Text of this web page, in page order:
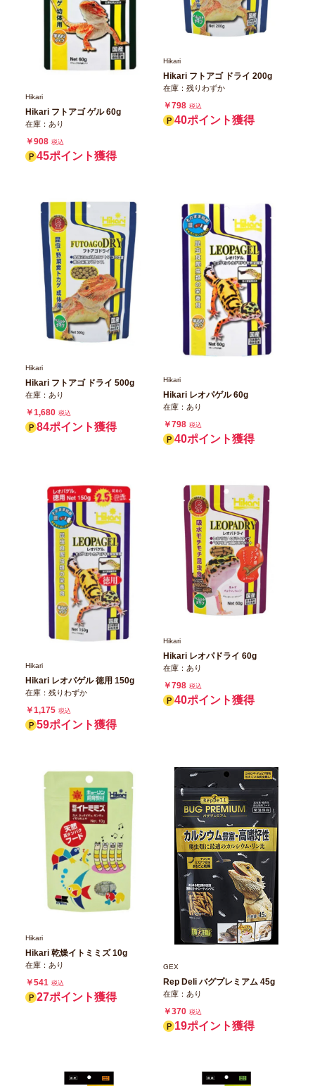
Hikari
Hikari フトアゴ ゲル 60g
在庫：あり
￥908 税込
45ポイント獲得
Hikari
Hikari フトアゴ ドライ 200g
在庫：残りわずか
￥798 税込
40ポイント獲得
Hikari
Hikari フトアゴ ドライ 500g
在庫：あり
￥1,680 税込
84ポイント獲得
Hikari
Hikari レオパゲル 60g
在庫：あり
￥798 税込
40ポイント獲得
Hikari
Hikari レオパゲル 徳用 150g
在庫：残りわずか
￥1,175 税込
59ポイント獲得
Hikari
Hikari レオパドライ 60g
在庫：あり
￥798 税込
40ポイント獲得
Hikari
Hikari 乾燥イトミミズ 10g
在庫：あり
￥541 税込
27ポイント獲得
GEX
Rep Deli バグプレミアム 45g
在庫：あり
￥370 税込
19ポイント獲得